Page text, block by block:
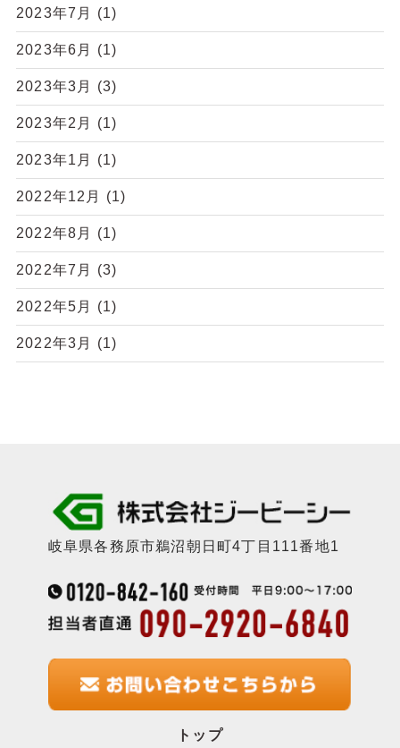
2023年7月 (1)
2023年6月 (1)
2023年3月 (3)
2023年2月 (1)
2023年1月 (1)
2022年12月 (1)
2022年8月 (1)
2022年7月 (3)
2022年5月 (1)
2022年3月 (1)
岐阜県各務原市鵜沼朝日町4丁目111番地1
トップ